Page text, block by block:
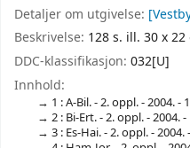
Detaljer om utgivelse:
Beskrivelse: 128 s. ill. 30 x 22
DDC-klassifikasjon: 032[U]
Innhold:
1 : A-Bil. - 2. oppl. - 2004. -
2 : Bi-Ert. - 2. oppl. - 2004. -
3 : Es-Hai. - 2. oppl. - 2004.